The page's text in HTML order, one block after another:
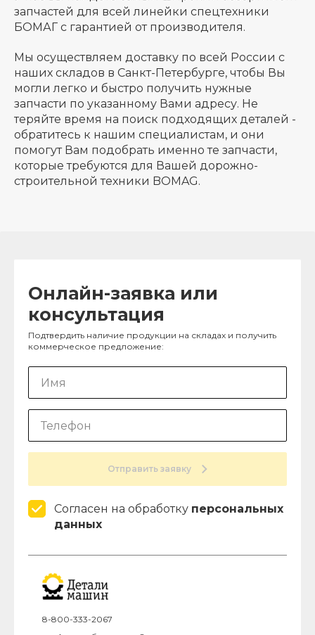
запчастей для всей линейки спецтехники
БОМАГ с гарантией от производителя.
Мы осуществляем доставку по всей России с
наших складов в Санкт-Петербурге, чтобы Вы
могли легко и быстро получить нужные
запчасти по указанному Вами адресу. Не
теряйте время на поиск подходящих деталей -
обратитесь к нашим специалистам, и они
помогут Вам подобрать именно те запчасти,
которые требуются для Вашей дорожно-
строительной техники BOMAG.
Онлайн-заявка или
консультация
Подтвердить наличие продукции на складах и получить
коммерческое предложение:
Отправить заявку
Согласен на обработку персональных
данных
8-800-333-2067